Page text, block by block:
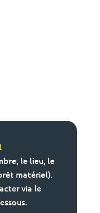
le lieu, le
matériel).
via le